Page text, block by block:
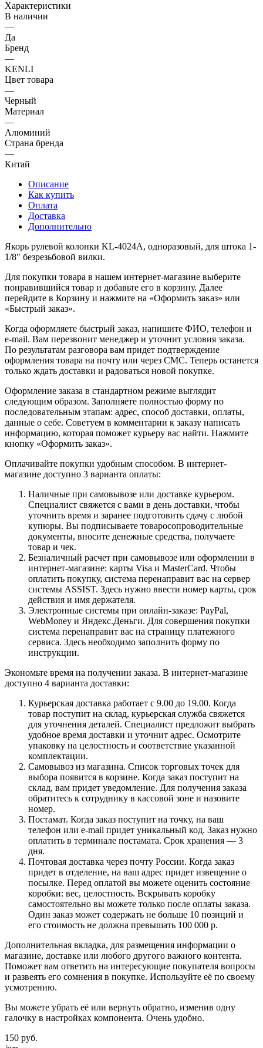
Характеристики
В наличии
—
Да
Бренд
—
KENLI
Цвет товара
—
Черный
Материал
—
Алюминий
Страна бренда
—
Китай
Описание
Как купить
Оплата
Доставка
Дополнительно
Якорь рулевой колонки KL-4024A, одноразовый, для штока 1-
1/8" безрезьбовой вилки.
Для покупки товара в нашем интернет-магазине выберите
понравившийся товар и добавьте его в корзину. Далее
перейдите в Корзину и нажмите на «Оформить заказ» или
«Быстрый заказ».
Когда оформляете быстрый заказ, напишите ФИО, телефон и
e-mail. Вам перезвонит менеджер и уточнит условия заказа.
По результатам разговора вам придет подтверждение
оформления товара на почту или через СМС. Теперь останется
только ждать доставки и радоваться новой покупке.
Оформление заказа в стандартном режиме выглядит
следующим образом. Заполняете полностью форму по
последовательным этапам: адрес, способ доставки, оплаты,
данные о себе. Советуем в комментарии к заказу написать
информацию, которая поможет курьеру вас найти. Нажмите
кнопку «Оформить заказ».
Оплачивайте покупки удобным способом. В интернет-
магазине доступно 3 варианта оплаты:
Наличные при самовывозе или доставке курьером.
Специалист свяжется с вами в день доставки, чтобы
уточнить время и заранее подготовить сдачу с любой
купюры. Вы подписываете товаросопроводительные
документы, вносите денежные средства, получаете
товар и чек.
Безналичный расчет при самовывозе или оформлении в
интернет-магазине: карты Visa и MasterCard. Чтобы
оплатить покупку, система перенаправит вас на сервер
системы ASSIST. Здесь нужно ввести номер карты, срок
действия и имя держателя.
Электронные системы при онлайн-заказе: PayPal,
WebMoney и Яндекс.Деньги. Для совершения покупки
система перенаправит вас на страницу платежного
сервиса. Здесь необходимо заполнить форму по
инструкции.
Экономьте время на получении заказа. В интернет-магазине
доступно 4 варианта доставки:
Курьерская доставка работает с 9.00 до 19.00. Когда
товар поступит на склад, курьерская служба свяжется
для уточнения деталей. Специалист предложит выбрать
удобное время доставки и уточнит адрес. Осмотрите
упаковку на целостность и соответствие указанной
комплектации.
Самовывоз из магазина. Список торговых точек для
выбора появится в корзине. Когда заказ поступит на
склад, вам придет уведомление. Для получения заказа
обратитесь к сотруднику в кассовой зоне и назовите
номер.
Постамат. Когда заказ поступит на точку, на ваш
телефон или e-mail придет уникальный код. Заказ нужно
оплатить в терминале постамата. Срок хранения — 3
дня.
Почтовая доставка через почту России. Когда заказ
придет в отделение, на ваш адрес придет извещение о
посылке. Перед оплатой вы можете оценить состояние
коробки: вес, целостность. Вскрывать коробку
самостоятельно вы можете только после оплаты заказа.
Один заказ может содержать не больше 10 позиций и
его стоимость не должна превышать 100 000 р.
Дополнительная вкладка, для размещения информации о
магазине, доставке или любого другого важного контента.
Поможет вам ответить на интересующие покупателя вопросы
и развеять его сомнения в покупке. Используйте её по своему
усмотрению.
Вы можете убрать её или вернуть обратно, изменив одну
галочку в настройках компонента. Очень удобно.
150 руб.